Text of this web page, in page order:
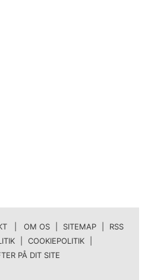
| OM OS SITEMAP
RSS
COOKIEPOLITIK
PÅ DIT SITE